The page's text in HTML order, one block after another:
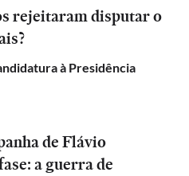
rejeitaram disputar o
à Presidência
de Flávio
a guerra de